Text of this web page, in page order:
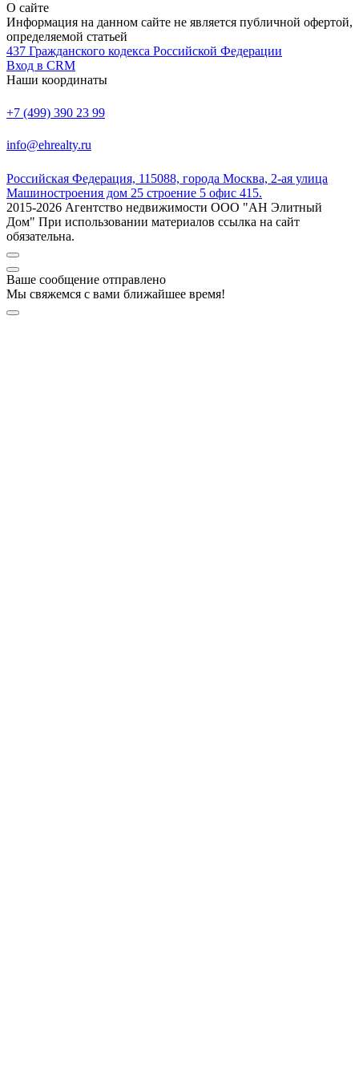
О сайте
Информация на данном сайте не является публичной офертой,
определяемой статьей
437 Гражданского кодекса Российской Федерации
Вход в CRM
Наши координаты
+7 (499) 390 23 99
info@ehrealty.ru
Российская Федерация, 115088, города Москва, 2-ая улица
Машиностроения дом 25 строение 5 офис 415.
2015-2026 Агентство недвижимости ООО "АН Элитный
Дом" При использовании материалов ссылка на сайт
обязательна.
Ваше сообщение отправлено
Мы свяжемся с вами ближайшее время!